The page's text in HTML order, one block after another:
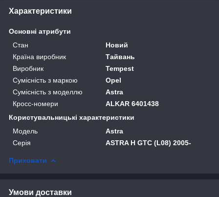
Характеристики
Основні атрибути
Стан
Новий
Країна виробник
Тайвань
Виробник
Tempest
Сумісність з маркою
Opel
Сумісність з моделлю
Astra
Кросс-номери
ALKAR 6401438
Користувальницькі характеристики
Модель
Astra
Серія
ASTRA H GTC (L08) 2005-
Приховати
Умови доставки